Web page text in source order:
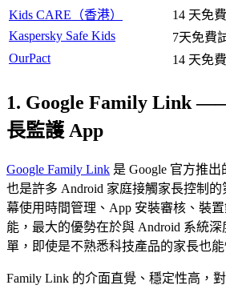
Kids CARE（香港）
14 天免
Kaspersky Safe Kids
7天免費
OurPact
14 天免
1. Google Family Link
長監護 App
Google Family Link 是 Google 官方推
也是許多 Android 家庭接觸家長控制
幕使用時間管理、App 安裝審核、裝
能，最大的優勢在於與 Android 系統
單，即使是不熟悉科技產品的家長也能
Family Link 的介面直覺、穩定性高，